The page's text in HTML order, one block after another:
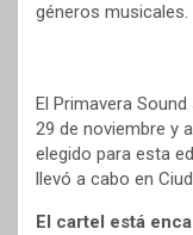
géneros musicales.
El Primavera
29 de noviembre y
elegido para esta
llevó a cabo en
El cartel está